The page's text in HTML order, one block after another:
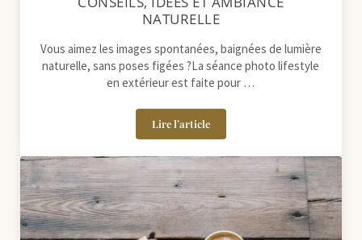
NATURELLE
Vous aimez les images spontanées, baignées de lumière
naturelle, sans poses figées ?La séance photo lifestyle
en extérieur est faite pour …
Lire l’articleSéance photo lifestyle en extérieur :